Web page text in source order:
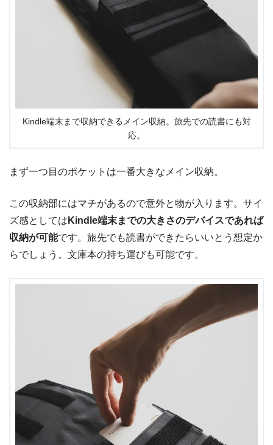
Kindle端末まで収納できるメイン収納。旅先での読書にも対
応。
まず一つ目のポケットは一番大きなメイン収納。
この収納部にはマチがあるので意外と物が入ります。サイ
ズ感としては Kindle端末までの大きさのデバイスであれば
収納が可能です。旅先でも読書ができたらいいとう想定か
らでしょう。文庫本の持ち運びも可能です。